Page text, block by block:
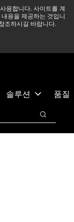
용합니다. 사이트를 계
용을 제공하는 것입니
조하시길 바랍니다.
며, 모든 서비스는
어보기 →
솔루션
품질
검색